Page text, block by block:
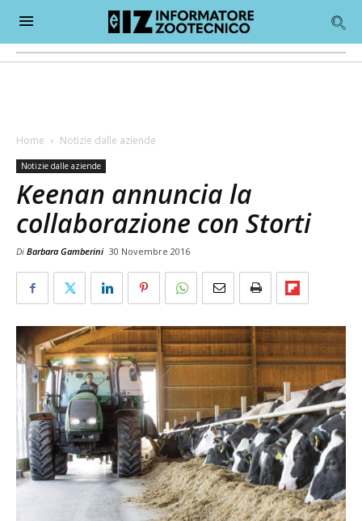
Home Notizie dalle aziende
Notizie dalle aziende
Keenan annuncia la
collaborazione con Storti
Di Barbara Gamberini 30 Novembre 2016